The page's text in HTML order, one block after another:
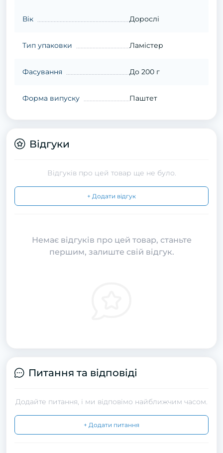
Вік Дорослі
Тип упаковки Ламістер
Фасування До 200 г
Форма випуску Паштет
Відгуки
Відгуків про цей товар ще не було.
+ Додати відгук
Немає відгуків про цей товар, станьте
першим, залиште свій відгук.
Питання та відповіді
Додайте питання, і ми відповімо найближчим часом.
+ Додати питання